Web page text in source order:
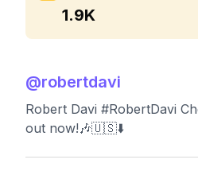
1.9K
@robertdavi
Robert Davi #RobertDavi
out now!🎶🇺🇸⬇️